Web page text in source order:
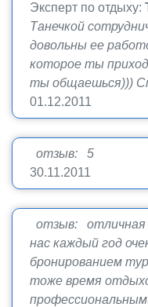
Эксперт по отдыху:
Танечкой
довольны ее
которое ты
ты общаешься)))
01.12.2011
отзыв: 5
30.11.2011
отзыв: отличная
нас каждый год
бронированием
тоже время